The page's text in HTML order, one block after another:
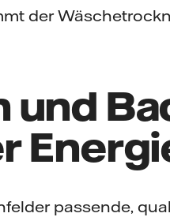
der
und
passende,